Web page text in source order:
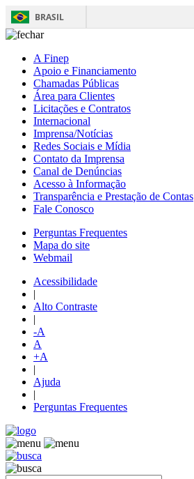
BRASIL
A Finep
Apoio e Financiamento
Chamadas Públicas
Área para Clientes
Licitações e Contratos
Internacional
Imprensa/Notícias
Redes Sociais e Mídia
Contato da Imprensa
Canal de Denúncias
Acesso à Informação
Transparência e Prestação de Contas
Fale Conosco
Perguntas Frequentes
Mapa do site
Webmail
Acessibilidade
|
Alto Contraste
|
-A
A
+A
|
Ajuda
|
Perguntas Frequentes